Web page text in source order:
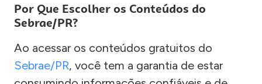
Por Que Escolher os Conteúdos do
Sebrae/PR?
Ao acessar os conteúdos gratuitos do
Sebrae/PR, você tem a garantia de estar